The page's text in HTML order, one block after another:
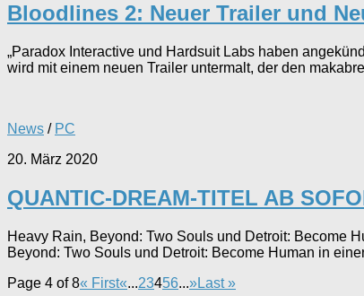
Bloodlines 2: Neuer Trailer und
„Paradox Interactive und Hardsuit Labs haben
wird mit einem neuen Trailer untermalt, der den
News / PC
20. März 2020
QUANTIC-DREAM-TITEL AB
Heavy Rain, Beyond: Two Souls und Detroit: Become
Beyond: Two Souls und Detroit: Become Human in
Page 4 of 8« First«...23456...»Last »